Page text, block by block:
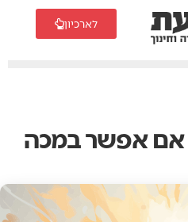
לארכיון
אם אפשר במכה